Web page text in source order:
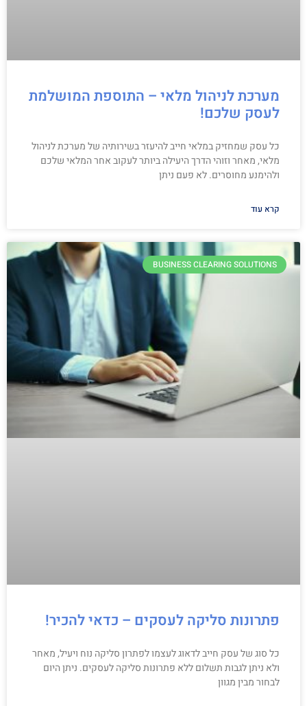
מערכת לניהול מלאי – התוספת המושלמת
לעסק שלכם!
כל עסק שמחזיק במלאי חייב להיעזר בשירותיה של מערכת לניהול
מלאי, מאחר וזוהי הדרך היעילה ביותר לעקוב אחר המלאי שלכם
ולהימנע מחוסרים. לא פעם ניתן
קרא עוד
BUSINESS CLEARING SOLUTIONS
פתרונות סליקה לעסקים – כדאי להכיר!
כל סוג של עסק חייב לדאוג לעצמו לפתרון סליקה נוח ויעיל, מאחר
ולא ניתן לגבות תשלום ללא פתרונות סליקה לעסקים. ניתן היום
לבחור מבין מגוון